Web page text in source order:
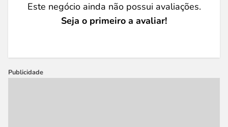
Este negócio ainda não possui avaliações.
Seja o primeiro a avaliar!
Publicidade